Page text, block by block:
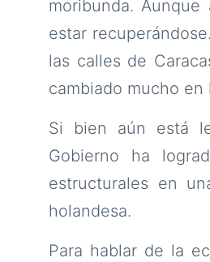
moribunda.
estar
las calles de
cambiado mucho
Si bien aún está
Gobierno ha
estructurales en
holandesa.
Para hablar de la